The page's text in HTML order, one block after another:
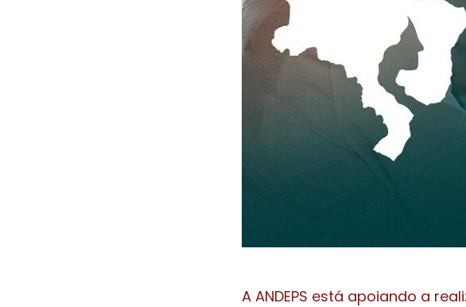
A ANDEPS está apoiando a